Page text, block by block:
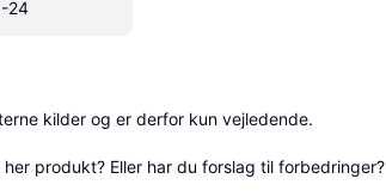
24
kilder og er derfor kun vejledende.
produkt? Eller har du forslag til forbedringer?